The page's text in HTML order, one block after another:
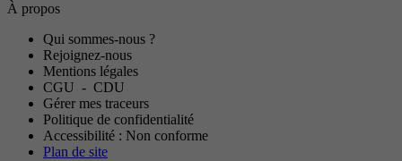
À propos
Qui sommes-nous ?
Rejoignez-nous
Mentions légales
CGU - CDU
Gérer mes traceurs
Politique de confidentialité
Accessibilité : Non conforme
Plan de site